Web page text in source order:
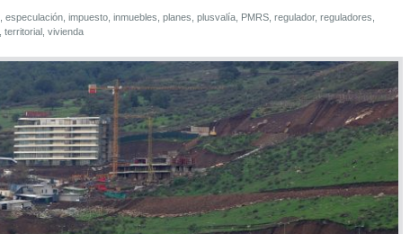
especulación impuesto inmuebles planes plusvalía PMRS regulador, reguladores
territorial vivienda